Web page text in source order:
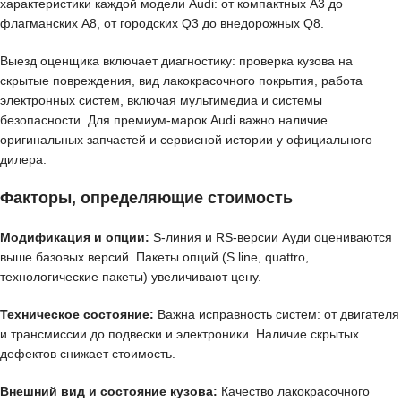
характеристики каждой модели Audi: от компактных A3 до
флагманских A8, от городских Q3 до внедорожных Q8.
Выезд оценщика включает диагностику: проверка кузова на
скрытые повреждения, вид лакокрасочного покрытия, работа
электронных систем, включая мультимедиа и системы
безопасности. Для премиум-марок Audi важно наличие
оригинальных запчастей и сервисной истории у официального
дилера.
Факторы, определяющие стоимость
Модификация и опции: S-линия и RS-версии Ауди оцениваются
выше базовых версий. Пакеты опций (S line, quattro,
технологические пакеты) увеличивают цену.
Техническое состояние: Важна исправность систем: от двигателя
и трансмиссии до подвески и электроники. Наличие скрытых
дефектов снижает стоимость.
Внешний вид и состояние кузова: Качество лакокрасочного